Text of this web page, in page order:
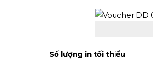
Số lượng in tối thiểu